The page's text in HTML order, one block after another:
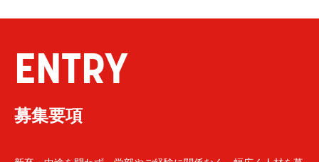
ENTRY
募集要項